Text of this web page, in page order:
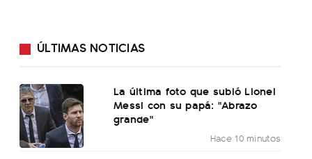
ÚLTIMAS NOTICIAS
La última foto que subió Lionel
Messi con su papá: "Abrazo
grande"
Hace 10 minutos